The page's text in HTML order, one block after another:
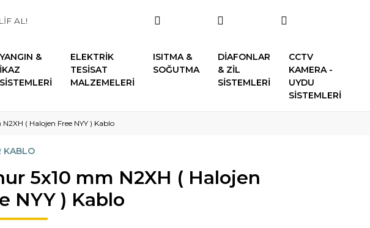
AL!
YANGIN &
İKAZ
SİSTEMLERİ
ELEKTRİK
TESİSAT
MALZEMELERİ
ISITMA &
SOĞUTMA
DİAFONLAR
& ZİL
SİSTEMLERİ
CCTV
KAMERA -
UYDU
SİSTEMLERİ
( Halojen Free NYY ) Kablo
KABLO
5x10 mm N2XH ( Halojen
NYY ) Kablo